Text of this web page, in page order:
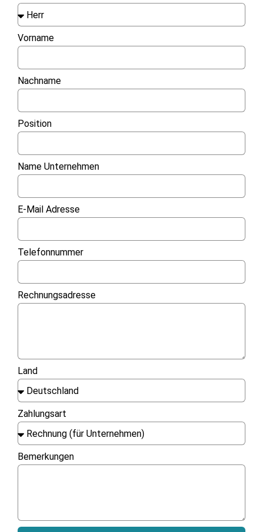
Vorname
Nachname
Position
Name Unternehmen
E-Mail Adresse
Telefonnummer
Rechnungsadresse
Land
Zahlungsart
Bemerkungen